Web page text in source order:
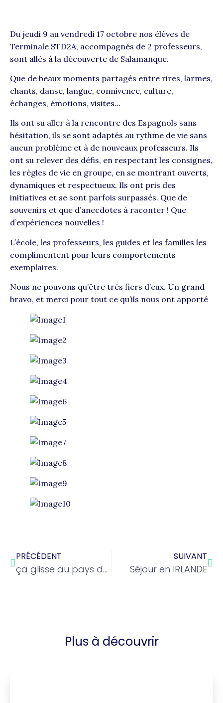
Du jeudi 9 au vendredi 17 octobre nos élèves de
Terminale STD2A, accompagnés de 2 professeurs,
sont allés à la découverte de Salamanque.
Que de beaux moments partagés entre rires, larmes,
chants, danse, langue, connivence, culture,
échanges, émotions, visites…
Ils ont su aller à la rencontre des Espagnols sans
hésitation, ils se sont adaptés au rythme de vie sans
aucun problème et à de nouveaux professeurs. Ils
ont su relever des défis, en respectant les consignes,
les règles de vie en groupe, en se montrant ouverts,
dynamiques et respectueux. Ils ont pris des
initiatives et se sont parfois surpassés. Que de
souvenirs et que d’anecdotes à raconter ! Que
d’expériences nouvelles !
L’école, les professeurs, les guides et les familles les
complimentent pour leurs comportements
exemplaires.
Nous ne pouvons qu’être très fiers d’eux. Un grand
bravo, et merci pour tout ce qu’ils nous ont apporté
PRÉCÉDENT
ça glisse au pays de l’internat
SUIVANT
Séjour en IRLANDE
Plus à découvrir